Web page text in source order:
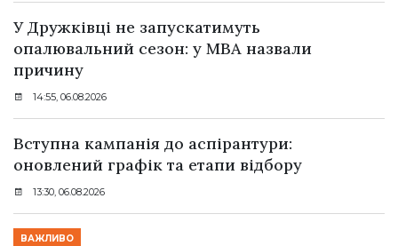
У Дружківці не запускатимуть
опалювальний сезон: у МВА назвали
причину
14:55, 06.08.2026
Вступна кампанія до аспірантури:
оновлений графік та етапи відбору
13:30, 06.08.2026
ВАЖЛИВО